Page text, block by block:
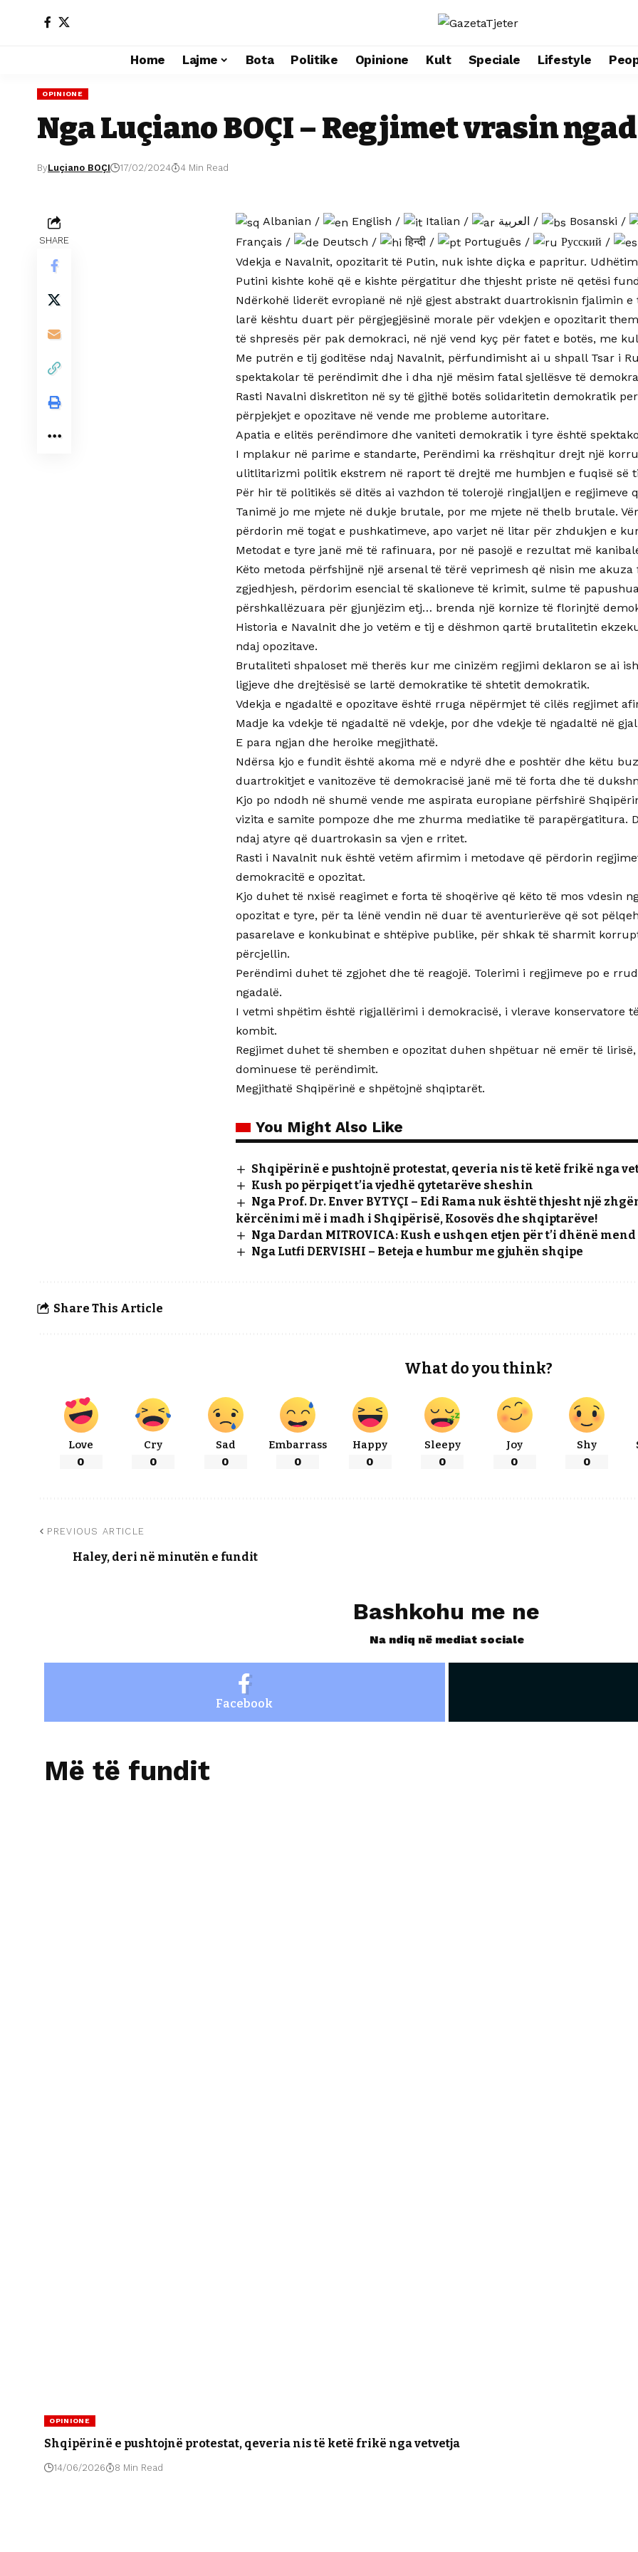
Home Lajme Bota Politike Opinione Kult Speciale Lifestyle
OPINIONE
Nga Luçiano BOÇI – Regjimet vrasin
ByLuçiano BOÇI 17/02/2024 4 Min Read
SHARE
Albanian / English / Italian / العربية / Bosanski /
Français / Deutsch / हिन्दी / Português / Русский /
Vdekja e Navalnit, opozitarit të Putin, nuk ishte diçka e papritur.
Putini kishte kohë që e kishte përgatitur dhe thjesht priste në qetësi
Ndërkohë liderët evropianë në një gjest abstrakt duartrokisnin fjalimin e
larë kështu duart për përgjegjësinë morale për vdekjen e opozitarit
të shpresës për pak demokraci, në një vend kyç për fatet e botës, me
Me putrën e tij goditëse ndaj Navalnit, përfundimisht ai u shpall Tsar i
spektakolar të perëndimit dhe i dha një mësim fatal sjellësve të
Rasti Navalni diskretiton në sy të gjithë botës solidaritetin demokratik
përpjekjet e opozitave në vende me probleme autoritare.
Apatia e elitës perëndimore dhe vaniteti demokratik i tyre është
I mplakur në parime e standarte, Perëndimi ka rrëshqitur drejt një
ulitlitarizmi politik ekstrem në raport të drejtë me humbjen e fuqisë së
Për hir të politikës së ditës ai vazhdon të tolerojë ringjalljen e regjimeve
Tanimë jo me mjete në dukje brutale, por me mjete në thelb brutale.
përdorin më togat e pushkatimeve, apo varjet në litar për zhdukjen e
Metodat e tyre janë më të rafinuara, por në pasojë e rezultat më
Këto metoda përfshijnë një arsenal të tërë veprimesh që nisin me akuza
zgjedhjesh, përdorim esencial të skalioneve të krimit, sulme të
përshkallëzuara për gjunjëzim etj… brenda një kornize të florinjtë
Historia e Navalnit dhe jo vetëm e tij e dëshmon qartë brutalitetin
ndaj opozitave.
Brutaliteti shpaloset më therës kur me cinizëm regjimi deklaron se ai
ligjeve dhe drejtësisë se lartë demokratike të shtetit demokratik.
Vdekja e ngadaltë e opozitave është rruga nëpërmjet të cilës regjimet
Madje ka vdekje të ngadaltë në vdekje, por dhe vdekje të ngadaltë në
E para ngjan dhe heroike megjithatë.
Ndërsa kjo e fundit është akoma më e ndyrë dhe e poshtër dhe këtu
duartrokitjet e vanitozëve të demokracisë janë më të forta dhe të
Kjo po ndodh në shumë vende me aspirata europiane përfshirë
vizita e samite pompoze dhe me zhurma mediatike të parapërgatitura.
ndaj atyre që duartrokasin sa vjen e rritet.
Rasti i Navalnit nuk është vetëm afirmim i metodave që përdorin
demokracitë e opozitat.
Kjo duhet të nxisë reagimet e forta të shoqërive që këto të mos vdesin
opozitat e tyre, për ta lënë vendin në duar të aventurierëve që sot
pasarelave e konkubinat e shtëpive publike, për shkak të sharmit
përcjellin.
Perëndimi duhet të zgjohet dhe të reagojë. Tolerimi i regjimeve po e
ngadalë.
I vetmi shpëtim është rigjallërimi i demokracisë, i vlerave konservatore
kombit.
Regjimet duhet të shemben e opozitat duhen shpëtuar në emër të
dominuese të perëndimit.
Megjithatë Shqipërinë e shpëtojnë shqiptarët.
You Might Also Like
Shqipërinë e pushtojnë protestat, qeveria nis të ketë frikë nga
Kush po përpiqet t’ia vjedhë qytetarëve sheshin
Nga Prof. Dr. Enver BYTYÇI – Edi Rama nuk është thjesht një
kërcënimi më i madh i Shqipërisë, Kosovës dhe shqiptarëve!
Nga Dardan MITROVICA: Kush e ushqen etjen për t’i dhënë
Nga Lutfi DERVISHI – Beteja e humbur me gjuhën shqipe
Share This Article
What do you think?
Love
0
Cry
0
Sad
0
Embarrass
0
Happy
0
Sleepy
0
Joy
0
Shy
0
PREVIOUS ARTICLE
Haley, deri në minutën e fundit
Bashkohu me ne
Na ndiq në mediat sociale
Facebook
Më të fundit
OPINIONE
Shqipërinë e pushtojnë protestat, qeveria nis të ketë frikë nga vetvetja
14/06/2026 8 Min Read